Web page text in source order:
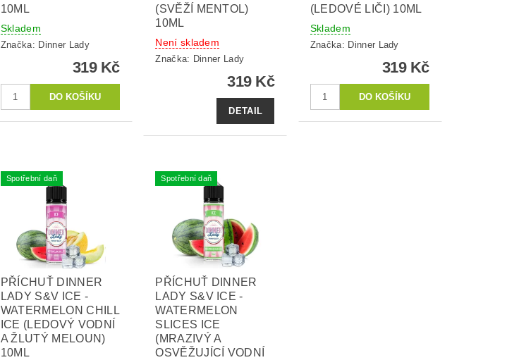
10ML
Skladem
Značka: Dinner Lady
319 Kč
(SVĚŽÍ MENTOL)
10ML
Není skladem
Značka: Dinner Lady
319 Kč
DETAIL
(LEDOVÉ LIČI) 10ML
Skladem
Značka: Dinner Lady
319 Kč
Spotřební daň
PŘÍCHUŤ DINNER
LADY S&V ICE -
WATERMELON CHILL
ICE (LEDOVÝ VODNÍ
A ŽLUTÝ MELOUN)
10ML
Spotřební daň
PŘÍCHUŤ DINNER
LADY S&V ICE -
WATERMELON
SLICES ICE
(MRAZIVÝ A
OSVĚŽUJÍCÍ VODNÍ